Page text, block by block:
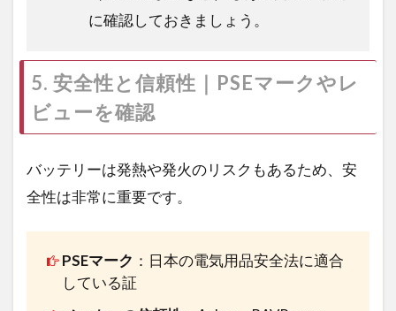
に確認しておきましょう。
5. 安全性と信頼性｜PSEマークやレ
ビューを確認
バッテリーは発熱や発火のリスクもあるため、安
全性は非常に重要です。
PSEマーク ：日本の電気用品安全法に適合
している証